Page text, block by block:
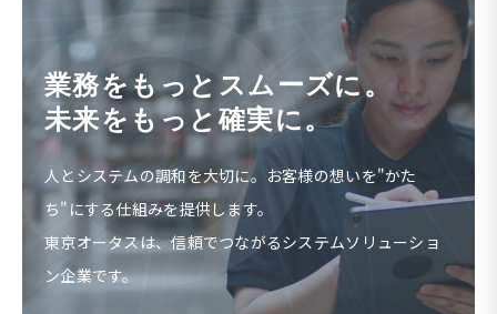
業務をもっとスムーズに。
未来をもっと確実に。
人とシステムの調和を大切に。お客様の想いを"かた
ち"にする仕組みを提供します。
東京オータスは、信頼でつながるシステムソリューショ
ン企業です。